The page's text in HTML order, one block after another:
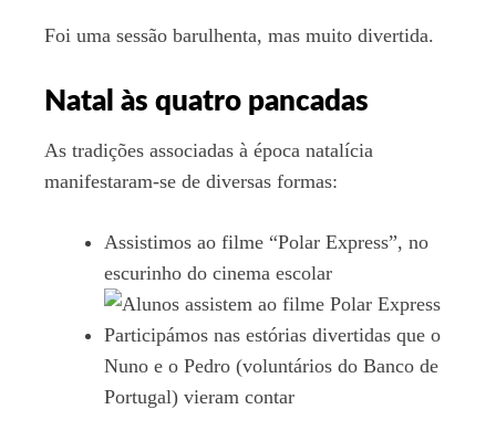
Foi uma sessão barulhenta, mas muito divertida.
Natal às quatro pancadas
As tradições associadas à época natalícia
manifestaram-se de diversas formas:
Assistimos ao filme “Polar Express”, no
escurinho do cinema escolar
Participámos nas estórias divertidas que o
Nuno e o Pedro (voluntários do Banco de
Portugal) vieram contar